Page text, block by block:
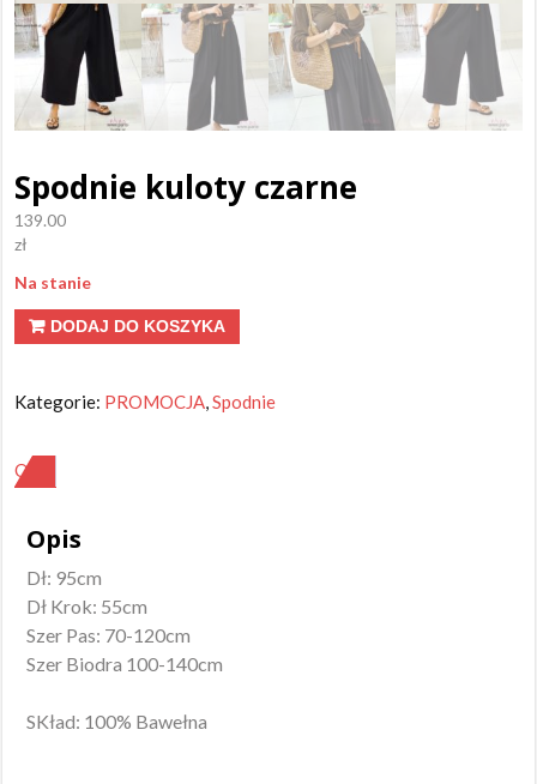
Spodnie kuloty czarne
139.00
zł
Na stanie
ilość DODAJ DO KOSZYKA
Kategorie: PROMOCJA,Spodnie
OPIS
Opis
Dł: 95cm
Dł Krok: 55cm
Szer Pas: 70-120cm
Szer Biodra 100-140cm
SKład: 100% Bawełna